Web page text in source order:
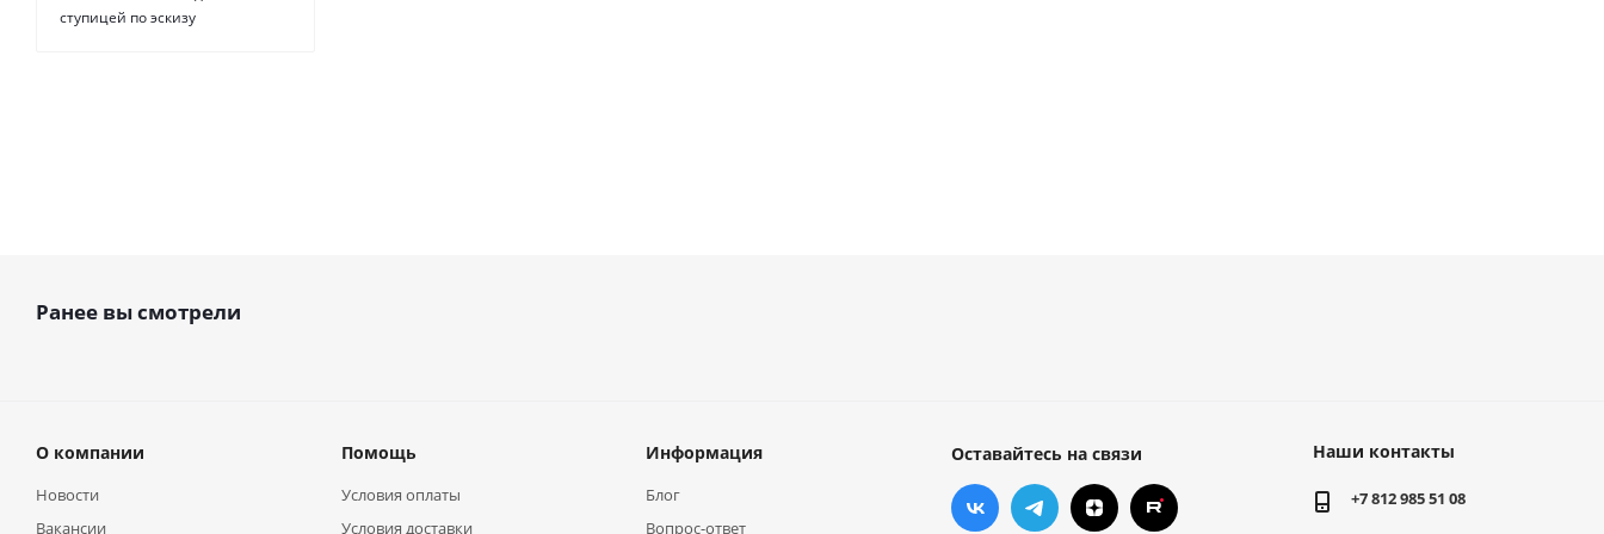
ступицей по эскизу
Ранее вы смотрели
О компании
Новости
Вакансии
Помощь
Условия оплаты
Условия доставки
Информация
Блог
Вопрос-ответ
Оставайтесь на связи Наши контакты
+7 812 985 51 08